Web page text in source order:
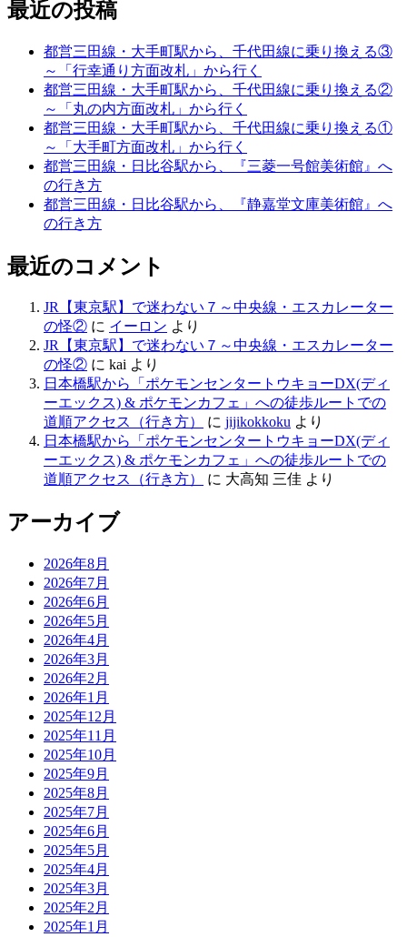
最近の投稿
都営三田線・大手町駅から、千代田線に乗り換える③
～「行幸通り方面改札」から行く
都営三田線・大手町駅から、千代田線に乗り換える②
～「丸の内方面改札」から行く
都営三田線・大手町駅から、千代田線に乗り換える①
～「大手町方面改札」から行く
都営三田線・日比谷駅から、『三菱一号館美術館』へ
の行き方
都営三田線・日比谷駅から、『静嘉堂文庫美術館』へ
の行き方
最近のコメント
JR【東京駅】で迷わない７～中央線・エスカレーター
の怪② に イーロン より
JR【東京駅】で迷わない７～中央線・エスカレーター
の怪② に kai より
日本橋駅から「ポケモンセンタートウキョーDX(ディ
ーエックス) & ポケモンカフェ」への徒歩ルートでの
道順アクセス（行き方）
に jijikokkoku より
日本橋駅から「ポケモンセンタートウキョーDX(ディ
ーエックス) & ポケモンカフェ」への徒歩ルートでの
道順アクセス（行き方）
に 大高知 三佳 より
アーカイブ
2026年8月
2026年7月
2026年6月
2026年5月
2026年4月
2026年3月
2026年2月
2026年1月
2025年12月
2025年11月
2025年10月
2025年9月
2025年8月
2025年7月
2025年6月
2025年5月
2025年4月
2025年3月
2025年2月
2025年1月